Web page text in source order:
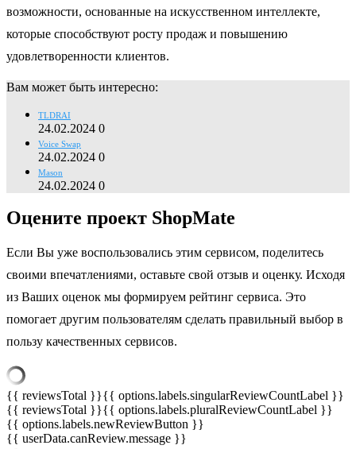
возможности, основанные на искусственном интеллекте,
которые способствуют росту продаж и повышению
удовлетворенности клиентов.
Вам может быть интересно:
TLDRAI
24.02.2024 0
Voice Swap
24.02.2024 0
Mason
24.02.2024 0
Оцените проект ShopMate
Если Вы уже воспользовались этим сервисом, поделитесь
своими впечатлениями, оставьте свой отзыв и оценку. Исходя
из Ваших оценок мы формируем рейтинг сервиса. Это
помогает другим пользователям сделать правильный выбор в
пользу качественных сервисов.
{{ reviewsTotal }}{{ options.labels.singularReviewCountLabel }}
{{ reviewsTotal }}{{ options.labels.pluralReviewCountLabel }}
{{ options.labels.newReviewButton }}
{{ userData.canReview.message }}